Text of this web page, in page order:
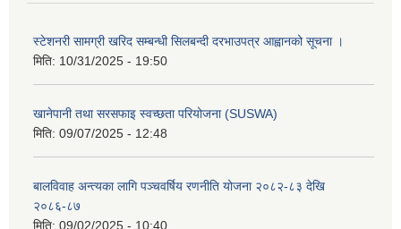
स्टेशनरी सामग्री खरिद सम्बन्धी सिलबन्दी दरभाउपत्र आह्वानको सूचना ।
मिति: 10/31/2025 - 19:50
खानेपानी तथा सरसफाइ स्वच्छता परियोजना (SUSWA)
मिति: 09/07/2025 - 12:48
बालविवाह अन्त्यका लागि पञ्चवर्षिय रणनीति योजना २०८२-८३ देखि
२०८६-८७
मिति: 09/02/2025 - 10:40